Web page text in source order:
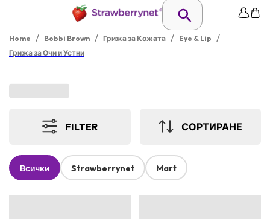
Home / Bobbi Brown / Грижа за Кожата / Eye & Lip /
Грижа за Очи и Устни
FILTER СОРТИРАНЕ
Всички Strawberrynet Mart